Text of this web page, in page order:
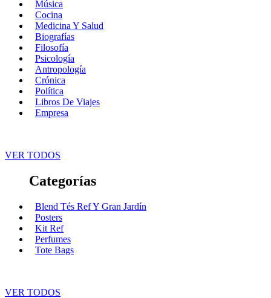
Música
Cocina
Medicina Y Salud
Biografías
Filosofía
Psicología
Antropología
Crónica
Política
Libros De Viajes
Empresa
VER TODOS
Categorías
Blend Tés Ref Y Gran Jardín
Posters
Kit Ref
Perfumes
Tote Bags
VER TODOS